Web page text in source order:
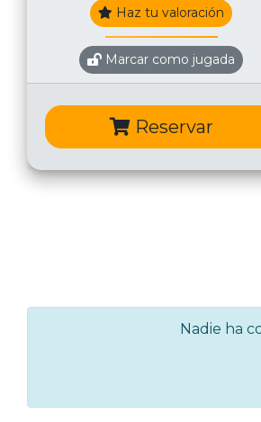
Haz tu valoración
Marcar como jugada
Reservar
Nadie ha